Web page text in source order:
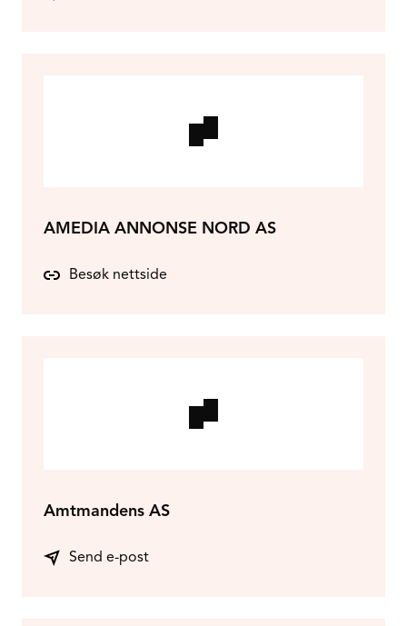
AMEDIA ANNONSE NORD AS
Besøk nettside
Amtmandens AS
Send e-post